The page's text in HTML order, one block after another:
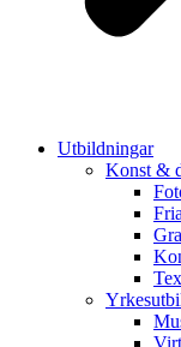
Utbildningar
Konst &